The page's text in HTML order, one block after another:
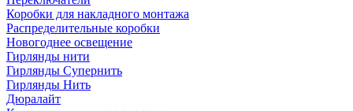
Коробки для накладного монтажа
Распределительные коробки
Новогоднее освещение
Гирлянды нити
Гирлянды Супернить
Гирлянды Нить
Дюралайт